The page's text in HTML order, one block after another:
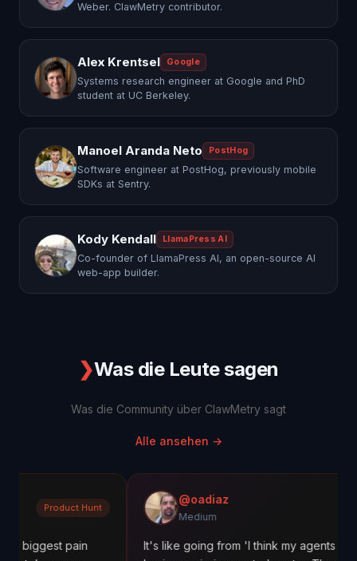
Weber. ClawMetry contributor.
Alex Krentsel Google
Systems research engineer at Google and PhD
student at UC Berkeley.
Manoel Aranda Neto PostHog
Software engineer at PostHog, previously mobile
SDKs at Sentry.
Kody Kendall LlamaPress AI
Co-founder of LlamaPress AI, an open-source AI
web-app builder.
❯Was die Leute sagen
Was die Community über ClawMetry sagt
Alle ansehen →
pain
@oadiaz
Medium
It's like going from 'I think my agents are working'